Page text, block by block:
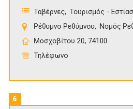
Ταβέρνες
Τουρισμός -
Ρέθυμνο Ρεθύμνου
Νομός
Μοσχοβίτου 20, 74100
Τηλέφωνο
6